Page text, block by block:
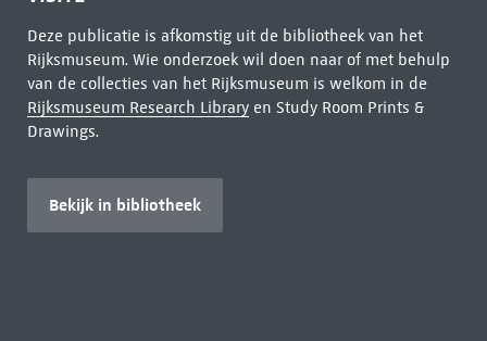
Deze publicatie is afkomstig uit de bibliotheek van het
Rijksmuseum. Wie onderzoek wil doen naar of met behulp
van de collecties van het Rijksmuseum is welkom in de
Rijksmuseum Research Libraryen Study Room Prints &
Drawings.
Bekijk in bibliotheek